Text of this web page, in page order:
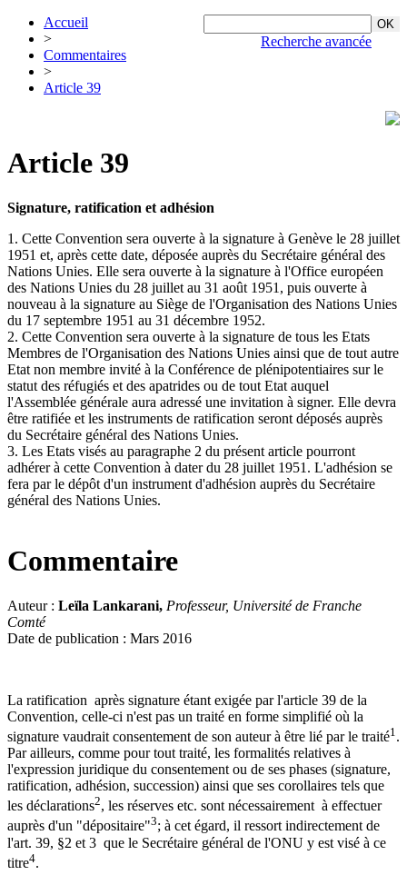
Recherche avancée
Accueil
>
Commentaires
>
Article 39
Article 39
Signature, ratification et adhésion
1. Cette Convention sera ouverte à la signature à Genève le 28 juillet
1951 et, après cette date, déposée auprès du Secrétaire général des
Nations Unies. Elle sera ouverte à la signature à l'Office européen
des Nations Unies du 28 juillet au 31 août 1951, puis ouverte à
nouveau à la signature au Siège de l'Organisation des Nations Unies
du 17 septembre 1951 au 31 décembre 1952.
2. Cette Convention sera ouverte à la signature de tous les Etats
Membres de l'Organisation des Nations Unies ainsi que de tout autre
Etat non membre invité à la Conférence de plénipotentiaires sur le
statut des réfugiés et des apatrides ou de tout Etat auquel
l'Assemblée générale aura adressé une invitation à signer. Elle devra
être ratifiée et les instruments de ratification seront déposés auprès
du Secrétaire général des Nations Unies.
3. Les Etats visés au paragraphe 2 du présent article pourront
adhérer à cette Convention à dater du 28 juillet 1951. L'adhésion se
fera par le dépôt d'un instrument d'adhésion auprès du Secrétaire
général des Nations Unies.
Commentaire
Auteur : Leïla Lankarani, Professeur, Université de Franche
Comté
Date de publication : Mars 2016
La ratification après signature étant exigée par l'article 39 de la
Convention, celle-ci n'est pas un traité en forme simplifié où la
signature vaudrait consentement de son auteur à être lié par le traité1 .
Par ailleurs, comme pour tout traité, les formalités relatives à
l'expression juridique du consentement ou de ses phases (signature,
ratification, adhésion, succession) ainsi que ses corollaires tels que
les déclarations2, les réserves etc. sont nécessairement à effectuer
auprès d'un "dépositaire"3; à cet égard, il ressort indirectement de
l'art. 39, §2 et 3 que le Secrétaire général de l'ONU y est visé à ce
titre4.